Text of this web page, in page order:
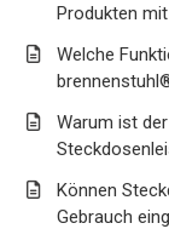
Produkten
Welche
Warum ist
Können
Gebrauch